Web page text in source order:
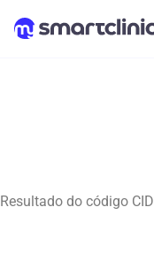
Resultado do código CID